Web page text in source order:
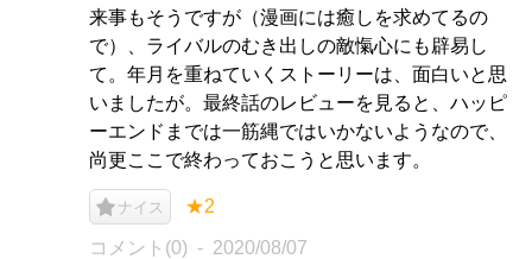
来事もそうですが（漫画には癒しを求めてるの
で）、ライバルのむき出しの敵愾心にも辟易し
て。年月を重ねていくストーリーは、面白いと思
いましたが。最終話のレビューを見ると、ハッピ
ーエンドまでは一筋縄ではいかないようなので、
尚更ここで終わっておこうと思います。
ナイス ★2
コメント(0) 2020/08/07